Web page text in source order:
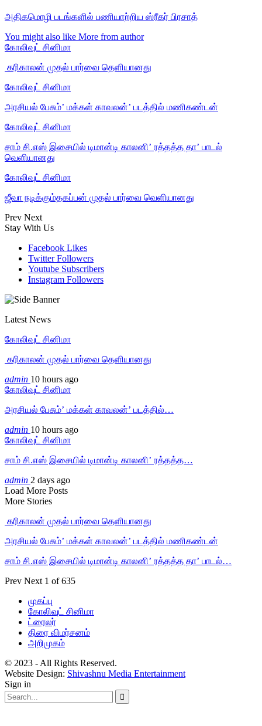
அதிகமொழி படங்களில் பணியாற்றிய ஸ்ரீகர் பிரசாத்
You might also like More from author
கோலிவுட் சினிமா
‎ கரிகாலன் முதல் பார்வை தெளியானது
கோலிவுட் சினிமா
அரசியல் பேசும்’ மக்கள் காவலன்’ படத்தில் மணிகண்டன்
கோலிவுட் சினிமா
சாம் சி.எஸ் இசையில் டிமான்டி காலனி’ ரத்தத்த தா’ பாடல்
வெளியானது
கோலிவுட் சினிமா
ஜீவா நடிக்கும்தகப்பன் முதல் பார்வை வெளியானது
Prev Next
Stay With Us
Facebook Likes
Twitter Followers
Youtube Subscribers
Instagram Followers
Latest News
கோலிவுட் சினிமா
‎ கரிகாலன் முதல் பார்வை தெளியானது
admin 10 hours ago
கோலிவுட் சினிமா
அரசியல் பேசும்’ மக்கள் காவலன்’ படத்தில்…
admin 10 hours ago
கோலிவுட் சினிமா
சாம் சி.எஸ் இசையில் டிமான்டி காலனி’ ரத்தத்த…
admin 2 days ago
Load More Posts
More Stories
‎ கரிகாலன் முதல் பார்வை தெளியானது
அரசியல் பேசும்’ மக்கள் காவலன்’ படத்தில் மணிகண்டன்
சாம் சி.எஸ் இசையில் டிமான்டி காலனி’ ரத்தத்த தா’ பாடல்…
Prev Next 1 of 635
முகப்பு
கோலிவுட் சினிமா
ட்ரைலர்
திரை விமர்சனம்
அறிமுகம்
© 2023 - All Rights Reserved.
Website Design: Shivashnu Media Entertainment
Sign in